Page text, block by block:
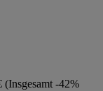
(Insgesamt -42%